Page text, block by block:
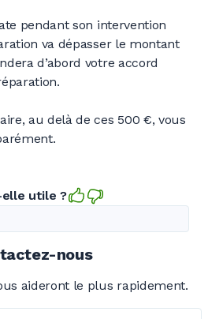
pendant son intervention
va dépasser le montant
d’abord votre accord
au delà de ces 500 €, vous
utile ?
nous
aideront le plus rapidement.